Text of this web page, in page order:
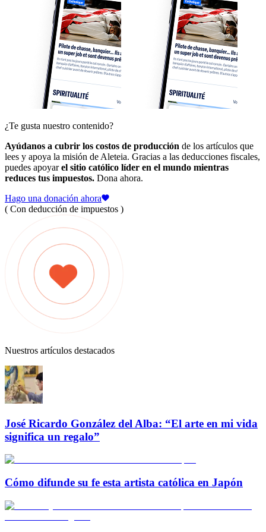
¿Te gusta nuestro contenido?
Ayúdanos a cubrir los costos de producción de los artículos que
lees y apoya la misión de Aleteia. Gracias a las deducciones fiscales,
puedes apoyarel sitio católico líder en el mundo mientras
reduces tus impuestos. Dona ahora.
Hago una donación ahora
( Con deducción de impuestos )
Nuestros artículos destacados
José Ricardo González del Alba: “El arte en mi vida
significa un regalo”
Cómo difunde su fe esta artista católica en Japón